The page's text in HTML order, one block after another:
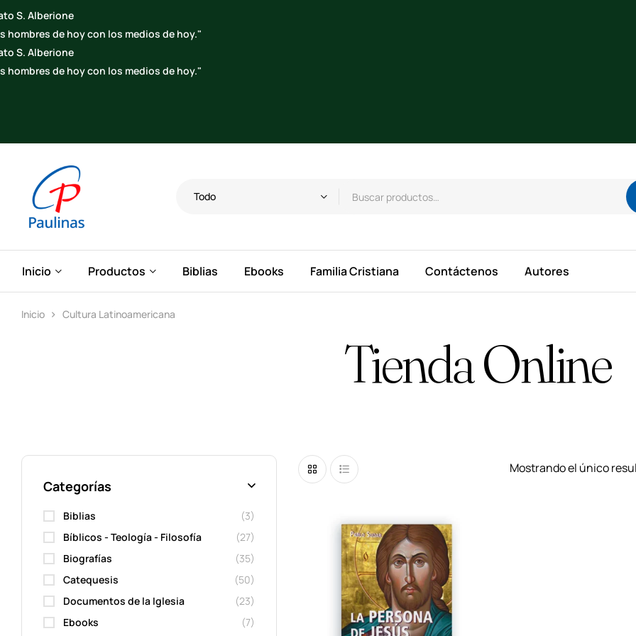
Todo
Inicio Productos Biblias Ebooks Familia Cristiana Contáctenos Autores
Inicio Cultura Latinoamericana
Tienda Online
Mostrando el único
Categorías
Biblias
(3)
Bíblicos - Teología - Filosofía
(27)
Biografías
(35)
Catequesis
(50)
Documentos de la Iglesia
(23)
Ebooks
(7)